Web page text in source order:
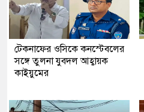
টেকনাফের ওসিকে কনস্টেবলের
সঙ্গে তুলনা যুবদল আহ্বায়ক
কাইয়ুমের